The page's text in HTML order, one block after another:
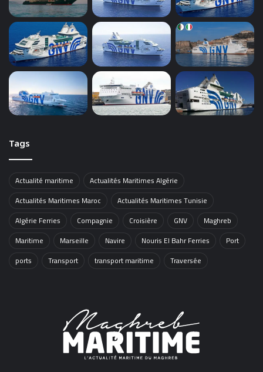
Tags
Actualité maritime
Actualités Maritimes Algérie
Actualités Maritimes Maroc
Actualités Maritimes Tunisie
Algérie Ferries
Compagnie Croisière GNV
Maghreb
Maritime
Marseille Navire Nouris El Bahr Ferries
Port
ports
Transport transport maritime Traversée